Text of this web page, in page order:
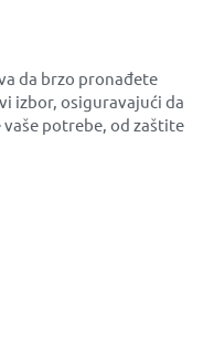
da brzo pronađete
izbor, osiguravajući da
potrebe, od zaštite